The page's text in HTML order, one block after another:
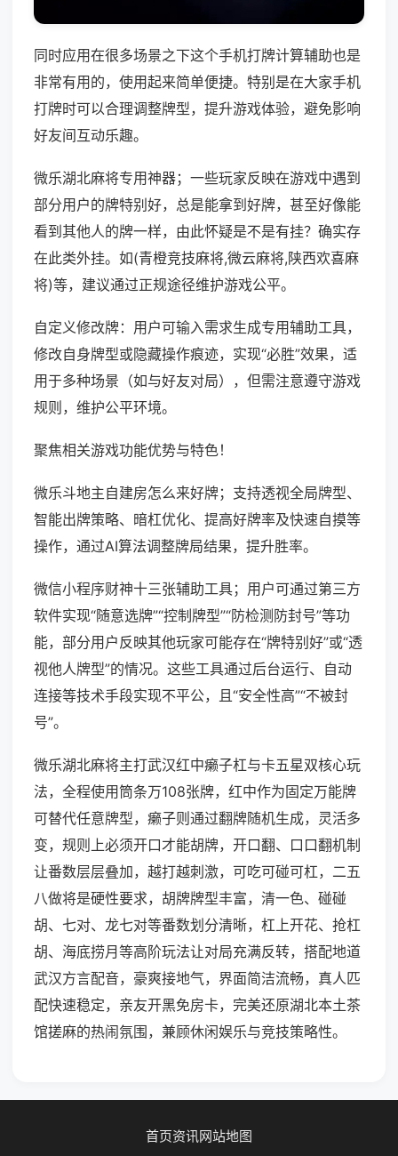
同时应用在很多场景之下这个手机打牌计算辅助也是
非常有用的，使用起来简单便捷。特别是在大家手机
打牌时可以合理调整牌型，提升游戏体验，避免影响
好友间互动乐趣。
微乐湖北麻将专用神器；一些玩家反映在游戏中遇到
部分用户的牌特别好，总是能拿到好牌，甚至好像能
看到其他人的牌一样，由此怀疑是不是有挂？确实存
在此类外挂。如(青橙竞技麻将,微云麻将,陕西欢喜麻
将)等，建议通过正规途径维护游戏公平。
自定义修改牌：用户可输入需求生成专用辅助工具，
修改自身牌型或隐藏操作痕迹，实现“必胜”效果，适
用于多种场景（如与好友对局），但需注意遵守游戏
规则，维护公平环境。
聚焦相关游戏功能优势与特色！
微乐斗地主自建房怎么来好牌；支持透视全局牌型、
智能出牌策略、暗杠优化、提高好牌率及快速自摸等
操作，通过AI算法调整牌局结果，提升胜率。
微信小程序财神十三张辅助工具；用户可通过第三方
软件实现“随意选牌”“控制牌型”“防检测防封号”等功
能，部分用户反映其他玩家可能存在“牌特别好”或“透
视他人牌型”的情况。这些工具通过后台运行、自动
连接等技术手段实现不平公，且“安全性高”“不被封
号”。
微乐湖北麻将主打武汉红中癞子杠与卡五星双核心玩
法，全程使用筒条万108张牌，红中作为固定万能牌
可替代任意牌型，癞子则通过翻牌随机生成，灵活多
变，规则上必须开口才能胡牌，开口翻、口口翻机制
让番数层层叠加，越打越刺激，可吃可碰可杠，二五
八做将是硬性要求，胡牌牌型丰富，清一色、碰碰
胡、七对、龙七对等番数划分清晰，杠上开花、抢杠
胡、海底捞月等高阶玩法让对局充满反转，搭配地道
武汉方言配音，豪爽接地气，界面简洁流畅，真人匹
配快速稳定，亲友开黑免房卡，完美还原湖北本土茶
馆搓麻的热闹氛围，兼顾休闲娱乐与竞技策略性。
首页资讯网站地图